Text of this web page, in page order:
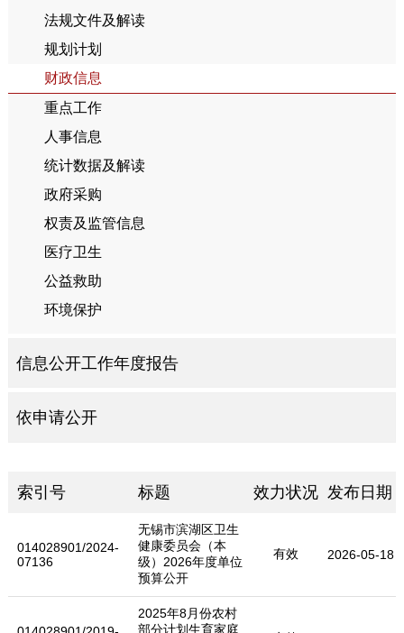
法规文件及解读
规划计划
财政信息
重点工作
人事信息
统计数据及解读
政府采购
权责及监管信息
医疗卫生
公益救助
环境保护
信息公开工作年度报告
依申请公开
索引号 标题 效力状况 发布日期
014028901/2024-
07136
无锡市滨湖区卫生
健康委员会（本
级）2026年度单位
预算公开
有效 2026-05-18
2025年8月份农村
部分计划生育家庭